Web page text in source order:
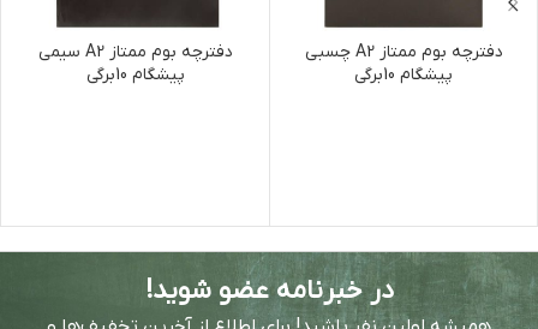
دفترچه بوم ممتاز A2 چسبی
پیشگام 10برگی
دفترچه بوم ممتاز A2 سیمی
پیشگام 10برگی
در خبرنامه عضو شوید!